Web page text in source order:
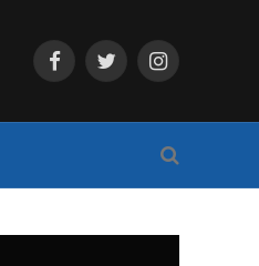
FacebookTwitterInstagram